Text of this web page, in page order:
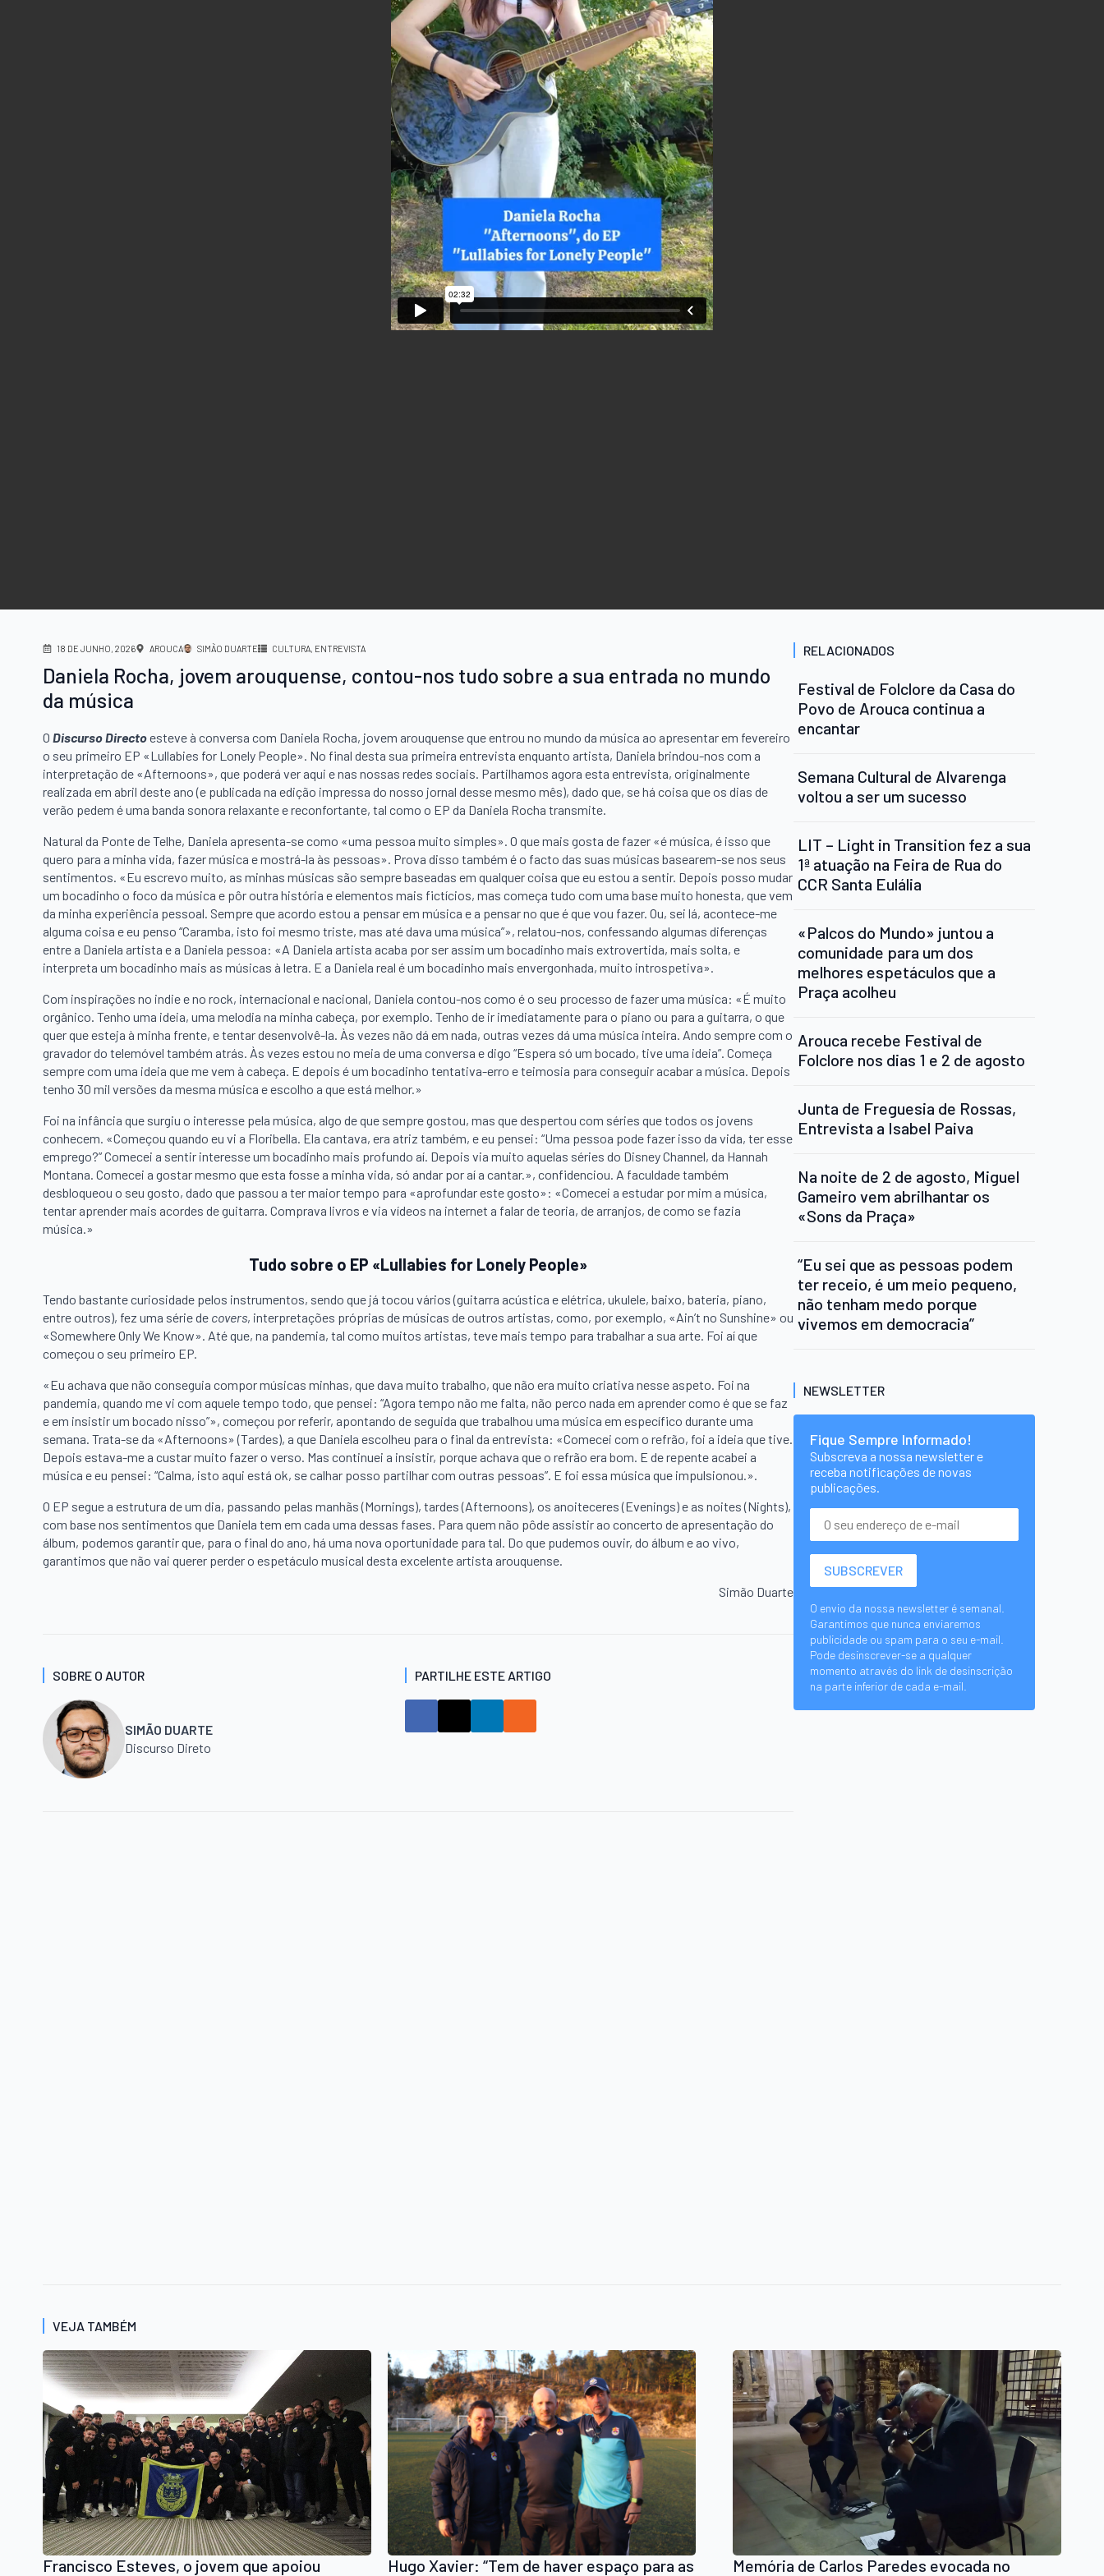
18 DE JUNHO, 2026 AROUCA SIMÃO DUARTE CULTURA ENTREVISTA
Daniela Rocha, jovem arouquense, contou-nos tudo sobre a sua entrada no mundo
da música
O Discurso Directoesteve à conversa com Daniela Rocha, jovem arouquense que entrou no mundo da música ao apresentar em fevereiro
o seu primeiro EP «Lullabies for Lonely People». No final desta sua primeira entrevista enquanto artista, Daniela brindou-nos com a
interpretação de «Afternoons», que poderá ver aqui e nas nossas redes sociais. Partilhamos agora esta entrevista, originalmente
realizada em abril deste ano (e publicada na edição impressa do nosso jornal desse mesmo mês), dado que, se há coisa que os dias de
verão pedem é uma banda sonora relaxante e reconfortante, tal como o EP da Daniela Rocha transmite.
Natural da Ponte de Telhe, Daniela apresenta-se como «uma pessoa muito simples». O que mais gosta de fazer «é música, é isso que
quero para a minha vida, fazer música e mostrá-la às pessoas». Prova disso também é o facto das suas músicas basearem-se nos seus
sentimentos. «Eu escrevo muito, as minhas músicas são sempre baseadas em qualquer coisa que eu estou a sentir. Depois posso mudar
um bocadinho o foco da música e pôr outra história e elementos mais fictícios, mas começa tudo com uma base muito honesta, que vem
da minha experiência pessoal. Sempre que acordo estou a pensar em música e a pensar no que é que vou fazer. Ou, sei lá, acontece-me
alguma coisa e eu penso “Caramba, isto foi mesmo triste, mas até dava uma música”», relatou-nos, confessando algumas diferenças
entre a Daniela artista e a Daniela pessoa: «A Daniela artista acaba por ser assim um bocadinho mais extrovertida, mais solta, e
interpreta um bocadinho mais as músicas à letra. E a Daniela real é um bocadinho mais envergonhada, muito introspetiva».
Com inspirações no indie e no rock, internacional e nacional, Daniela contou-nos como é o seu processo de fazer uma música: «É muito
orgânico. Tenho uma ideia, uma melodia na minha cabeça, por exemplo. Tenho de ir imediatamente para o piano ou para a guitarra, o que
quer que esteja à minha frente, e tentar desenvolvê-la. Às vezes não dá em nada, outras vezes dá uma música inteira. Ando sempre com o
gravador do telemóvel também atrás. Às vezes estou no meia de uma conversa e digo “Espera só um bocado, tive uma ideia”. Começa
sempre com uma ideia que me vem à cabeça. E depois é um bocadinho tentativa-erro e teimosia para conseguir acabar a música. Depois
tenho 30 mil versões da mesma música e escolho a que está melhor.»
Foi na infância que surgiu o interesse pela música, algo de que sempre gostou, mas que despertou com séries que todos os jovens
conhecem. «Começou quando eu vi a Floribella. Ela cantava, era atriz também, e eu pensei: “Uma pessoa pode fazer isso da vida, ter esse
emprego?” Comecei a sentir interesse um bocadinho mais profundo aí. Depois via muito aquelas séries do Disney Channel, da Hannah
Montana. Comecei a gostar mesmo que esta fosse a minha vida, só andar por aí a cantar.», confidenciou. A faculdade também
desbloqueou o seu gosto, dado que passou a ter maior tempo para «aprofundar este gosto»: «Comecei a estudar por mim a música,
tentar aprender mais acordes de guitarra. Comprava livros e via vídeos na internet a falar de teoria, de arranjos, de como se fazia
música.»
Tudo sobre o EP «Lullabies for Lonely People»
Tendo bastante curiosidade pelos instrumentos, sendo que já tocou vários (guitarra acústica e elétrica, ukulele, baixo, bateria, piano,
entre outros), fez uma série de covers, interpretações próprias de músicas de outros artistas, como, por exemplo, «Ain’t no Sunshine» ou
«Somewhere Only We Know». Até que, na pandemia, tal como muitos artistas, teve mais tempo para trabalhar a sua arte. Foi aí que
começou o seu primeiro EP.
«Eu achava que não conseguia compor músicas minhas, que dava muito trabalho, que não era muito criativa nesse aspeto. Foi na
pandemia, quando me vi com aquele tempo todo, que pensei: “Agora tempo não me falta, não perco nada em aprender como é que se faz
e em insistir um bocado nisso”», começou por referir, apontando de seguida que trabalhou uma música em específico durante uma
semana. Trata-se da «Afternoons» (Tardes), a que Daniela escolheu para o final da entrevista: «Comecei com o refrão, foi a ideia que tive.
Depois estava-me a custar muito fazer o verso. Mas continuei a insistir, porque achava que o refrão era bom. E de repente acabei a
música e eu pensei: “Calma, isto aqui está ok, se calhar posso partilhar com outras pessoas”. E foi essa música que impulsionou.».
O EP segue a estrutura de um dia, passando pelas manhãs (Mornings), tardes (Afternoons), os anoiteceres (Evenings) e as noites (Nights),
com base nos sentimentos que Daniela tem em cada uma dessas fases. Para quem não pôde assistir ao concerto de apresentação do
álbum, podemos garantir que, para o final do ano, há uma nova oportunidade para tal. Do que pudemos ouvir, do álbum e ao vivo,
garantimos que não vai querer perder o espetáculo musical desta excelente artista arouquense.
Simão Duarte
SOBRE O AUTOR
SIMÃO DUARTE
Discurso Direto
PARTILHE ESTE ARTIGO
RELACIONADOS
Festival de Folclore da Casa do
Povo de Arouca continua a
encantar
Semana Cultural de Alvarenga
voltou a ser um sucesso
LIT – Light in Transition fez a sua
1ª atuação na Feira de Rua do
CCR Santa Eulália
«Palcos do Mundo» juntou a
comunidade para um dos
melhores espetáculos que a
Praça acolheu
Arouca recebe Festival de
Folclore nos dias 1 e 2 de agosto
Junta de Freguesia de Rossas,
Entrevista a Isabel Paiva
Na noite de 2 de agosto, Miguel
Gameiro vem abrilhantar os
«Sons da Praça»
“Eu sei que as pessoas podem
ter receio, é um meio pequeno,
não tenham medo porque
vivemos em democracia”
NEWSLETTER
Fique Sempre Informado!
Subscreva a nossa newsletter e
receba notificações de novas
publicações.
O envio da nossa newsletter é semanal.
Garantimos que nunca enviaremos
publicidade ou spam para o seu e-mail.
Pode desinscrever-se a qualquer
momento através do link de desinscrição
na parte inferior de cada e-mail.
VEJA TAMBÉM
Francisco Esteves, o jovem que apoiou
Hugo Xavier: “Tem de haver espaço para as
Memória de Carlos Paredes evocada no